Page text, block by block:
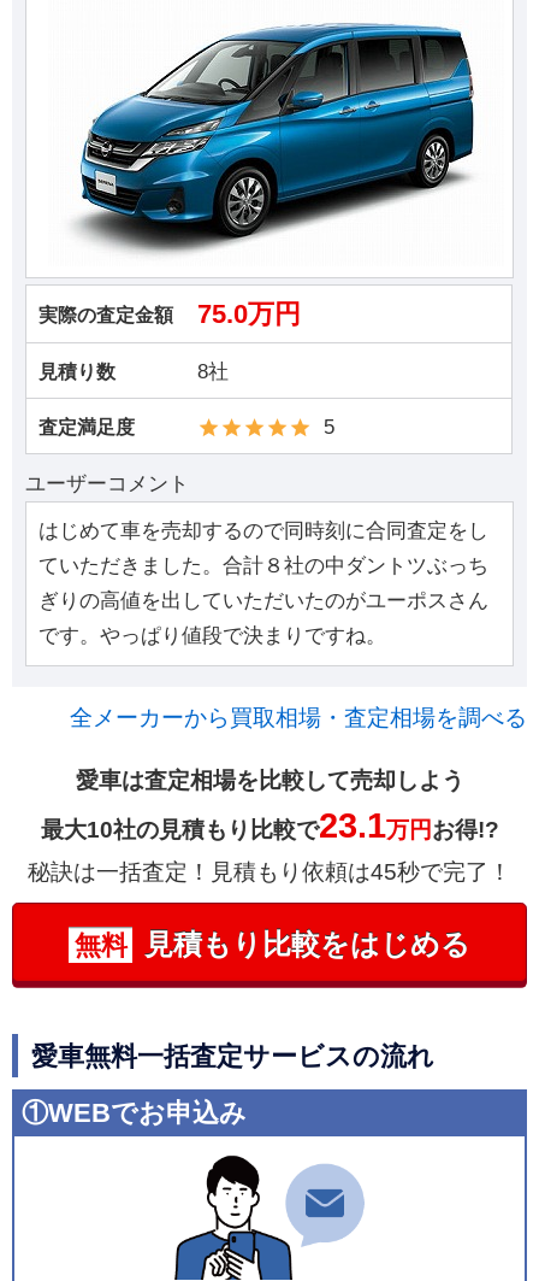
実際の査定金額 75.0万円
見積り数 8社
査定満足度 5
ユーザーコメント
はじめて車を売却するので同時刻に合同査定をし
ていただきました。合計８社の中ダントツぶっち
ぎりの高値を出していただいたのがユーポスさん
です。やっぱり値段で決まりですね。
全メーカーから買取相場・査定相場を調べる
愛車は査定相場を比較して売却しよう
最大10社の見積もり比較で23.1万円お得!?
秘訣は一括査定！見積もり依頼は45秒で完了！
無料 見積もり比較をはじめる
愛車無料一括査定サービスの流れ
①WEBでお申込み